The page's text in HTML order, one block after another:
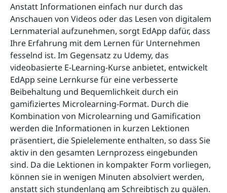
Anstatt Informationen einfach nur durch das
Anschauen von Videos oder das Lesen von digitalem
Lernmaterial aufzunehmen, sorgt EdApp dafür, dass
Ihre Erfahrung mit dem Lernen für Unternehmen
fesselnd ist. Im Gegensatz zu Udemy, das
videobasierte E-Learning-Kurse anbietet, entwickelt
EdApp seine Lernkurse für eine verbesserte
Beibehaltung und Bequemlichkeit durch ein
gamifiziertes Microlearning-Format. Durch die
Kombination von Microlearning und Gamification
werden die Informationen in kurzen Lektionen
präsentiert, die Spielelemente enthalten, so dass Sie
aktiv in den gesamten Lernprozess eingebunden
sind. Da die Lektionen in kompakter Form vorliegen,
können sie in wenigen Minuten absolviert werden,
anstatt sich stundenlang am Schreibtisch zu quälen.